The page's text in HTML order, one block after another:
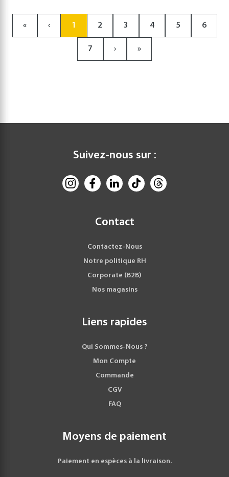
« ‹ 1 2 3 4 5 6
7 › »
Suivez-nous sur :
Contact
Contactez-Nous
Notre politique RH
Corporate (B2B)
Nos magasins
Liens rapides
Qui Sommes-Nous ?
Mon Compte
Commande
CGV
FAQ
Moyens de paiement
Paiement en espèces à la livraison.